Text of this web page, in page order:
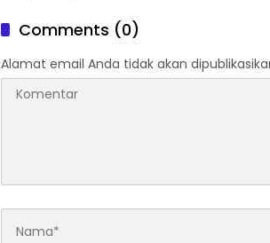
Comments (0)
Alamat email Anda tidak akan